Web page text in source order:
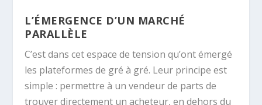
L’ÉMERGENCE D’UN MARCHÉ
PARALLÈLE
C’est dans cet espace de tension qu’ont émergé
les plateformes de gré à gré. Leur principe est
simple : permettre à un vendeur de parts de
trouver directement un acheteur, en dehors du